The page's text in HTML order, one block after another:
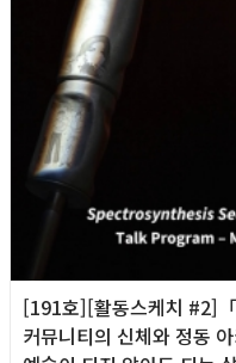
[191호][활동스케치 #2]
커뮤니티의 신체와 정동